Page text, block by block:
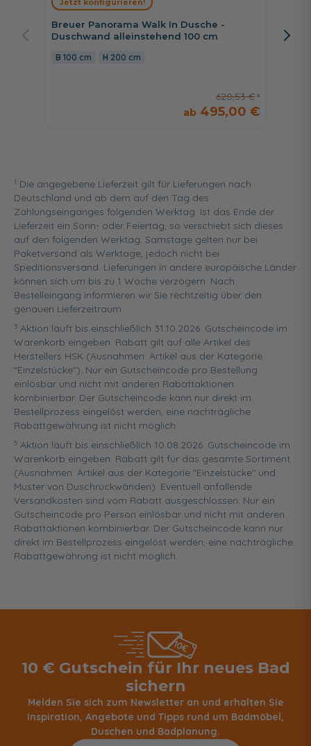
Breuer Panorama Walk In Dusche -
Duschwand alleinstehend 100 cm
100 cm 200 cm
620,53 €
495,00 €
Jetzt konfigurieren!
cm
1 Die angegebene Lieferzeit gilt für Lieferungen nach
Deutschland und ab dem auf den Tag des
Zahlungseinganges folgenden Werktag. Ist das Ende der
Lieferzeit ein Sonn- oder Feiertag, so verschiebt sich dieses
auf den folgenden Werktag. Samstage gelten nur bei
Paketversand als Werktage, jedoch nicht bei
Speditionsversand. Lieferungen in andere europäische Länder
können sich um bis zu 1 Woche verzögern. Nach
Bestelleingang informieren wir Sie rechtzeitig über den
genauen Lieferzeitraum.
3 Aktion läuft bis einschließlich 31.10.2026. Gutscheincode im
Warenkorb eingeben. Rabatt gilt auf alle Artikel des
Herstellers HSK (Ausnahmen: Artikel aus der Kategorie
"Einzelstücke"). Nur ein Gutscheincode pro Bestellung
einlösbar und nicht mit anderen Rabattaktionen
kombinierbar. Der Gutscheincode kann nur direkt im
Bestellprozess eingelöst werden, eine nachträgliche
Rabattgewährung ist nicht möglich.
5 Aktion läuft bis einschließlich 10.08.2026. Gutscheincode im
Warenkorb eingeben. Rabatt gilt für das gesamte Sortiment
(Ausnahmen: Artikel aus der Kategorie "Einzelstücke" und
Muster von Duschrückwänden). Eventuell anfallende
Versandkosten sind vom Rabatt ausgeschlossen. Nur ein
Gutscheincode pro Person einlösbar und nicht mit anderen
Rabattaktionen kombinierbar. Der Gutscheincode kann nur
direkt im Bestellprozess eingelöst werden, eine nachträgliche
Rabattgewährung ist nicht möglich.
10 € Gutschein für Ihr neues Bad
sichern
Melden Sie sich zum Newsletter an und erhalten Sie
Inspiration, Angebote und Tipps rund um Badmöbel,
Duschen und Badplanung.